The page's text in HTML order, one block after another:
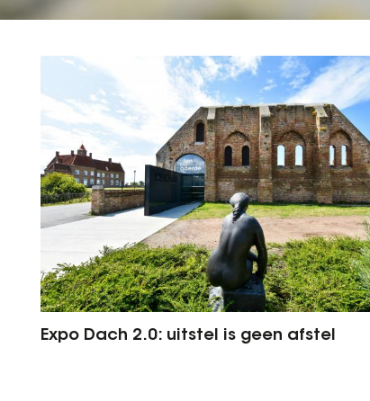
Expo Dach 2.0: uitstel is geen afstel